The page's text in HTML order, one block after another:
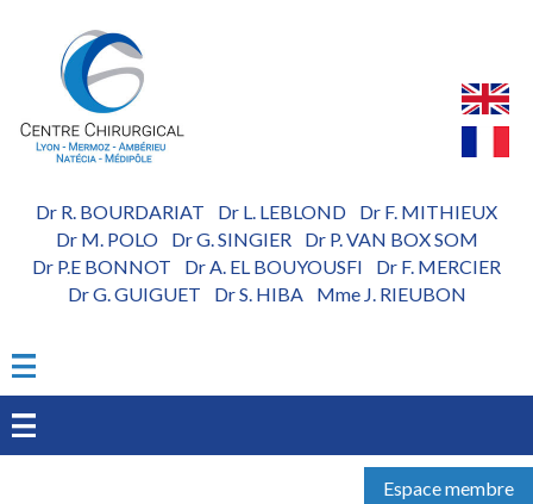
Dr R. BOURDARIAT Dr L. LEBLOND
Dr F. MITHIEUX
Dr M. POLO- Dr G. SINGIER- Dr P. VAN BOX SOM
Dr P.E BONNOT
Dr A. EL BOUYOUSFI
Dr F. MERCIER
Dr G. GUIGUET
Dr S. HIBA- Mme J. RIEUBON
Espace membre